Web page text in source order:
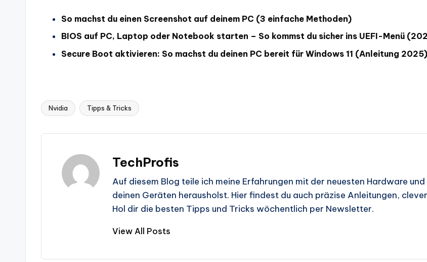
So machst du einen Screenshot auf deinem PC (3 einfache Methoden)
BIOS auf PC, Laptop oder Notebook starten – So kommst du sicher ins UEFI-Menü
Secure Boot aktivieren: So machst du deinen PC bereit für Windows 11 (Anleitung 2025)
Tags:
Nvidia Tipps & Tricks
TechProfis
Auf diesem Blog teile ich meine Erfahrungen mit der neuesten Hardware
deinen Geräten herausholst. Hier findest du auch präzise Anleitungen,
Hol dir die besten Tipps und Tricks wöchentlich per Newsletter.
View All Posts